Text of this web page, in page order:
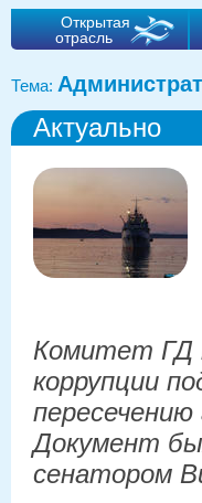
Открытая
отрасль
Тема:
Актуально
Комитет ГД
коррупции
Документ
сенатором